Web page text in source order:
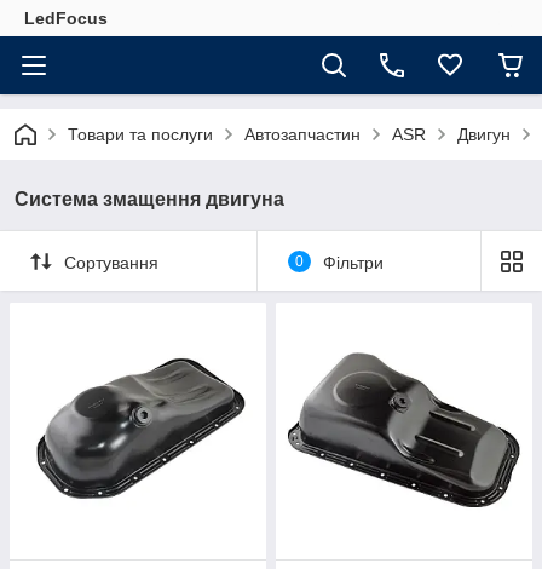
LedFocus
Товари та послуги Автозапчастин ASR Двигун
Система змащення двигуна
Сортування 0 Фільтри